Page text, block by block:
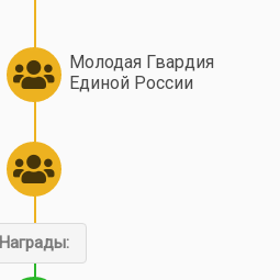
Молодая Гвардия
Единой России
Награды: